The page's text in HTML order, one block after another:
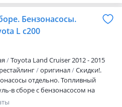
Бензонасосы.
L c200
Toyota Land Cruiser 2012 - 2015
оригинал
Скидки!.
отдельно. Топливный
в сборе с бензонасосом на
Toyota Land Cruiser200.